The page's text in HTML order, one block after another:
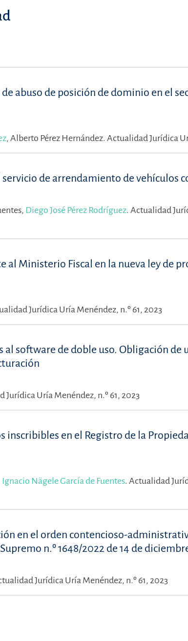
abuso de posición de dominio en el
, Alberto Pérez Hernández. Actualidad Jurídica
servicio de arrendamiento de vehículos
Diego José Pérez Rodríguez. Actualidad
al Ministerio Fiscal en la nueva ley de
Jurídica Uría Menéndez, n.º 61, 2023
al software de doble uso. Obligación de
Jurídica Uría Menéndez, n.º 61, 2023
inscribibles en el Registro de la
Ignacio Nägele García de Fuentes. Actualidad
en el orden contencioso-
n.º 1648/2022 de 14 de
Jurídica Uría Menéndez, n.º 61, 2023